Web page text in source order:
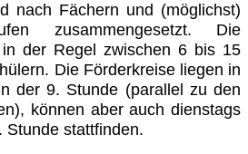
nach Fächern und (möglichst)
zusammengesetzt. Die
in der Regel zwischen 6 bis 15
Die Förderkreise liegen in
der 9. Stunde (parallel zu den
können aber auch dienstags
Stunde stattfinden.